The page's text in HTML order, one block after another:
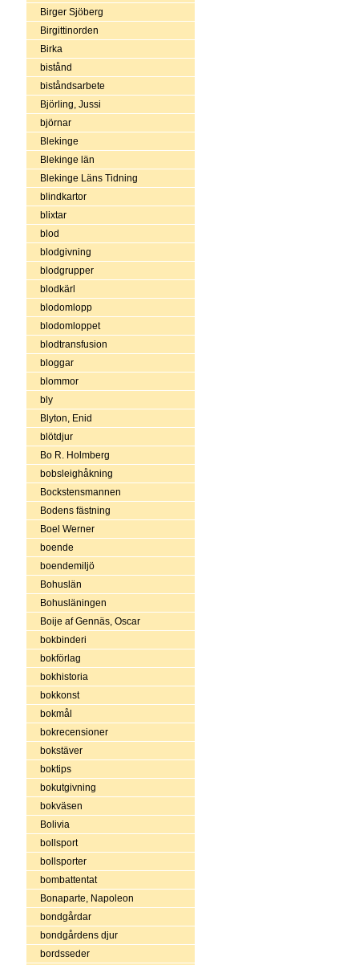
Birger Sjöberg
Birgittinorden
Birka
bistånd
biståndsarbete
Björling, Jussi
björnar
Blekinge
Blekinge län
Blekinge Läns Tidning
blindkartor
blixtar
blod
blodgivning
blodgrupper
blodkärl
blodomlopp
blodomloppet
blodtransfusion
bloggar
blommor
bly
Blyton, Enid
blötdjur
Bo R. Holmberg
bobsleighåkning
Bockstensmannen
Bodens fästning
Boel Werner
boende
boendemiljö
Bohuslän
Bohusläningen
Boije af Gennäs, Oscar
bokbinderi
bokförlag
bokhistoria
bokkonst
bokmål
bokrecensioner
bokstäver
boktips
bokutgivning
bokväsen
Bolivia
bollsport
bollsporter
bombattentat
Bonaparte, Napoleon
bondgårdar
bondgårdens djur
bordsseder